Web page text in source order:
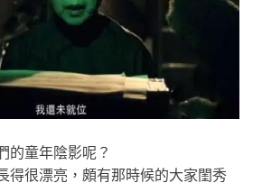
的童年陰影呢？
得很漂亮，頗有那時候的大家閨秀